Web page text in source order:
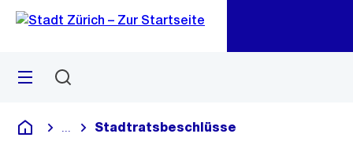
Navigation
Sprunglink
Menü
Deutsch
Blende alle Breadcrumbs ein
Stadtratsbeschlüsse